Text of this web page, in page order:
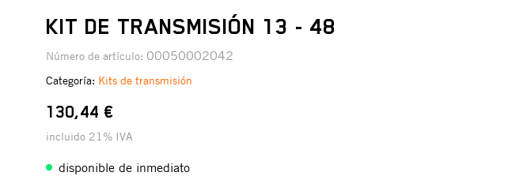
KIT DE TRANSMISIÓN 13 - 48
Número de artículo: 00050002042
Categoría: Kits de transmisión
130,44 €
incluido 21% IVA
disponible de inmediato